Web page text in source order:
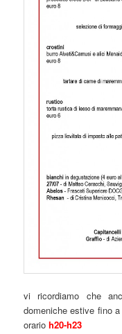
vi ricordiamo che
domeniche estive fino
orarioh20-h23